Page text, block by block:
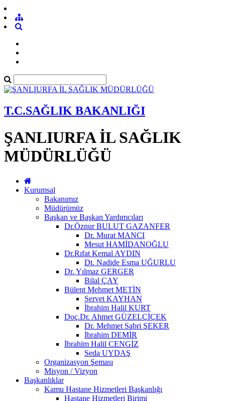
T.C.SAĞLIK BAKANLIĞI
ŞANLIURFA İL SAĞLIK
MÜDÜRLÜĞÜ
Kurumsal
Bakanımız
Müdürümüz
Başkan ve Başkan Yardımcıları
Dr.Öznur BULUT GAZANFER
Dr. Murat MANCI
Mesut HAMİDANOĞLU
Dr.Rıfat Kemal AYDIN
Dt. Nadide Esma UĞURLU
Dr. Yılmaz GERGER
Bilal ÇAY
Bülent Mehmet METİN
Servet KAYHAN
İbrahim Halil KURT
Doç.Dr. Ahmet GÜZELÇİÇEK
Dr. Mehmet Sabri ŞEKER
İbrahim DEMİR
İbrahim Halil CENGİZ
Seda UYDAŞ
Organizasyon Şeması
Misyon / Vizyon
Başkanlıklar
Kamu Hastane Hizmetleri Başkanlığı
Hastane Hizmetleri Birimi